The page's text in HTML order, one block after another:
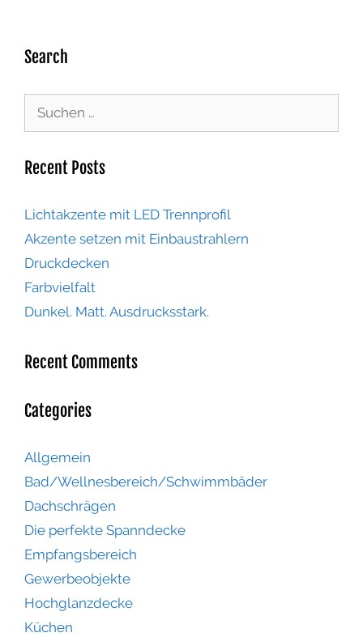
Search
Recent Posts
Lichtakzente mit LED Trennprofil
Akzente setzen mit Einbaustrahlern
Druckdecken
Farbvielfalt
Dunkel. Matt. Ausdrucksstark.
Recent Comments
Categories
Allgemein
Bad/Wellnesbereich/Schwimmbäder
Dachschrägen
Die perfekte Spanndecke
Empfangsbereich
Gewerbeobjekte
Hochglanzdecke
Küchen